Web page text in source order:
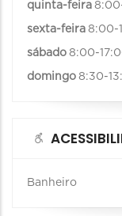
quinta-feira
sexta-feira 8:00-
sábado 8:00-
domingo 8:30-
Banheiro